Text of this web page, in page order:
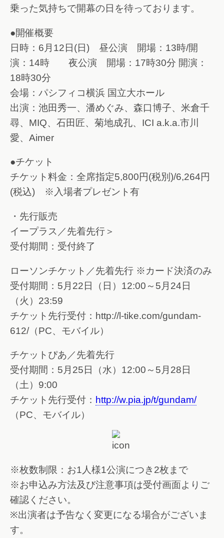
乗った気持ちで開幕の日を待っております。
●開催概要
日時：6月12日(日) 昼公演 開場：13時/開
演：14時 夜公演 開場：17時30分 開演：
18時30分
会場：パシフィコ横浜 国立大ホール
出演：池田秀一、潘めぐみ、森口博子、米倉千
尋、MIQ、石田匠、菊地成孔、ICI a.k.a.市川
愛、Aimer
●チケット
チケット料金：全席指定5,800円(税別)/6,264円
(税込) ※入場者プレゼント有
・先行販売
イープラス／先着先行＞
受付期間：受付終了
ローソンチケット／先着先行 ※カード決済のみ
受付期間：5月22日（日）12:00～5月24日
（火）23:59
チケット先行受付：http://l-tike.com/gundam-
612/（PC、モバイル）
チケットぴあ／先着先行
受付期間：5月25日（水）12:00～5月28日
（土）9:00
チケット先行受付： http://w.pia.jp/t/gundam/
（PC、モバイル）
※枚数制限：お1人様1公演につき2枚まで
※お申込み方法及び注意事項は受付画面よりご
確認ください。
※出演者は予告なく変更になる場合がございま
す。